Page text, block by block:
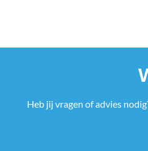
Heb jij vragen of advies